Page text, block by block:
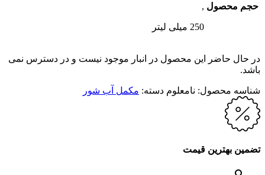
حجم محصول ,
250 میلی لیتر
در حال حاضر این محصول در انبار موجود نیست و در دسترس نمی
باشد.
شناسه محصول: نامعلوم دسته: مکمل آب شور
تضمین بهترین قیمت